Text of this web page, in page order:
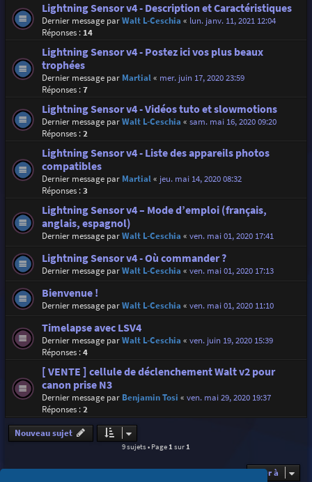
Lightning Sensor v4 - Description et Caractéristiques
Dernier message parWalt L-Ceschia « lun. janv. 11, 2021 12:04
Réponses : 14
Lightning Sensor v4 - Postez ici vos plus beaux
trophées
Dernier message par Martial« mer. juin 17, 2020 23:59
Réponses :7
Lightning Sensor v4 - Vidéos tuto et slowmotions
Dernier message parWalt L-Ceschia « sam. mai 16, 2020 09:20
Réponses :2
Lightning Sensor v4 - Liste des appareils photos
compatibles
Dernier message par Martial« jeu. mai 14, 2020 08:32
Réponses :3
Lightning Sensor v4 – Mode d’emploi (français,
anglais, espagnol)
Dernier message parWalt L-Ceschia « ven. mai 01, 2020 17:41
Lightning Sensor v4 - Où commander ?
Dernier message parWalt L-Ceschia « ven. mai 01, 2020 17:13
Bienvenue !
Dernier message parWalt L-Ceschia « ven. mai 01, 2020 11:10
Timelapse avec LSV4
Dernier message parWalt L-Ceschia « ven. juin 19, 2020 15:39
Réponses :4
[ VENTE ] cellule de déclenchement Walt v2 pour
canon prise N3
Dernier message par Benjamin Tosi « ven. mai 29, 2020 19:37
Réponses :2
Nouveau sujet
9 sujets • Page1sur1
Aller à